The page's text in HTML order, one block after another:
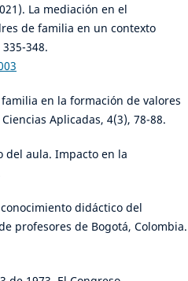
La mediación en el
de familia en un contexto
348.
en la formación de valores
Aplicadas, 4(3), 78-88.
del aula. Impacto en la
didáctico del
profesores de Bogotá, Colombia.